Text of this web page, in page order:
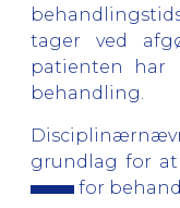
tager ved
patienten har
behandling.
grundlag for
for